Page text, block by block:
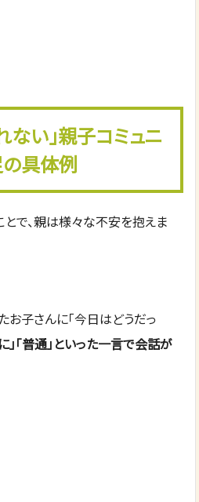
ない」親子コミュニ
具体例
で、親は様々な不安を抱えま
お子さんに「今日はどうだっ
」「普通」といった一言で会話が